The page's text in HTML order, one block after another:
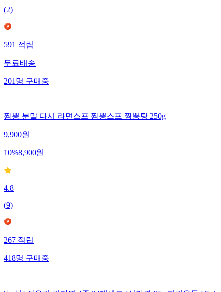
(2)
591 적립
무료배송
201 명 구매중
짬뽕 분말 다시 라면스프 짬뽕스프 짬뽕탕 250g
9,900원
10%8,900원
4.8
(9)
267적립
418명구매중